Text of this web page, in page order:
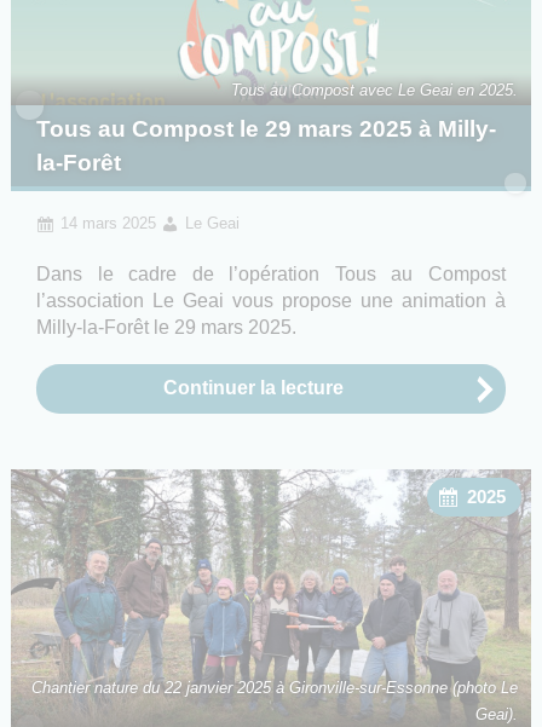
Tous au Compost avec Le Geai en 2025.
Tous au Compost le 29 mars 2025 à Milly-
la-Forêt
14 mars 2025 Le Geai
Dans le cadre de l’opération Tous au Compost
l’association Le Geai vous propose une animation à
Milly-la-Forêt le 29 mars 2025.
Continuer la lecture
Chantier nature du 22 janvier 2025 à Gironville-sur-Essonne (photo Le
Geai).
2025